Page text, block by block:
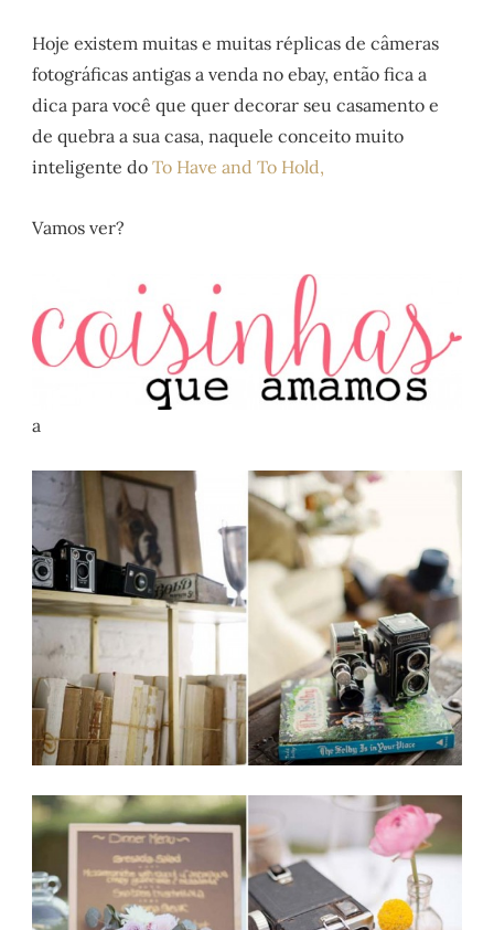
Hoje existem muitas e muitas réplicas de câmeras
fotográficas antigas a venda no ebay, então fica a
dica para você que quer decorar seu casamento e
de quebra a sua casa, naquele conceito muito
inteligente doTo Have and To Hold,
Vamos ver?
a